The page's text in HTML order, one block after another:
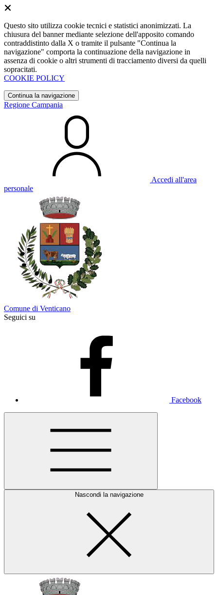
Questo sito utilizza cookie tecnici e statistici anonimizzati. La
chiusura del banner mediante selezione dell'apposito comando
contraddistinto dalla X o tramite il pulsante "Continua la
navigazione" comporta la continuazione della navigazione in
assenza di cookie o altri strumenti di tracciamento diversi da quelli
sopracitati.
COOKIE POLICY
Continua la navigazione
Regione Campania
Accedi all'area
personale
Comune di Venticano
Seguici su
Facebook
Nascondi la navigazione